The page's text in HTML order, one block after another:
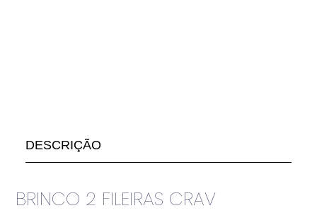
DESCRIÇÃO
BRINCO 2 FILEIRAS CRAV